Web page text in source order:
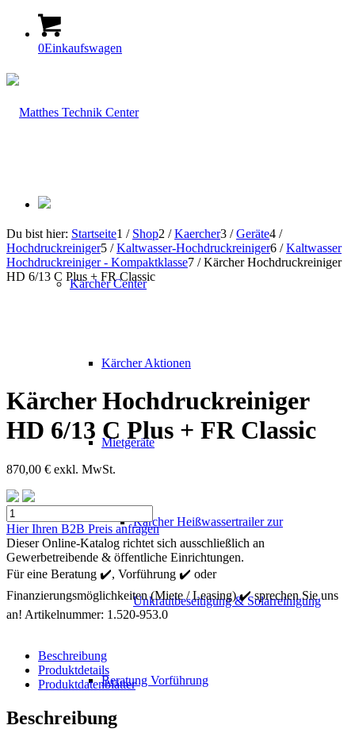
0Einkaufswagen
Kärcher Center
Kärcher Aktionen
Mietgeräte
Kärcher Heißwassertrailer zur
Unkrautbeseitigung & Solarreinigung
Beratung Vorführung
Du bist hier: Startseite1 / Shop2 / Kaercher3 / Geräte4 /
Hochdruckreiniger5 / Kaltwasser-Hochdruckreiniger6 / Kaltwasser
Hochdruckreiniger - Kompaktklasse7 / Kärcher Hochdruckreiniger
HD 6/13 C Plus + FR Classic
Kärcher Hochdruckreiniger
HD 6/13 C Plus + FR Classic
870,00 € exkl. MwSt.
Kärcher
Hochdruckreiniger
HD
6/13
C
Plus
+
FR
Hier Ihren B2B Preis anfragen
Dieser Online-Katalog richtet sich ausschließlich an
Gewerbetreibende & öffentliche Einrichtungen.
Für eine Beratung ✔️, Vorführung ✔️ oder
Finanzierungsmöglichkeiten (Miete / Leasing) ✔️ sprechen Sie uns
an! Artikelnummer: 1.520-953.0
Beschreibung
Produktdetails
Produktdatenblätter
Beschreibung